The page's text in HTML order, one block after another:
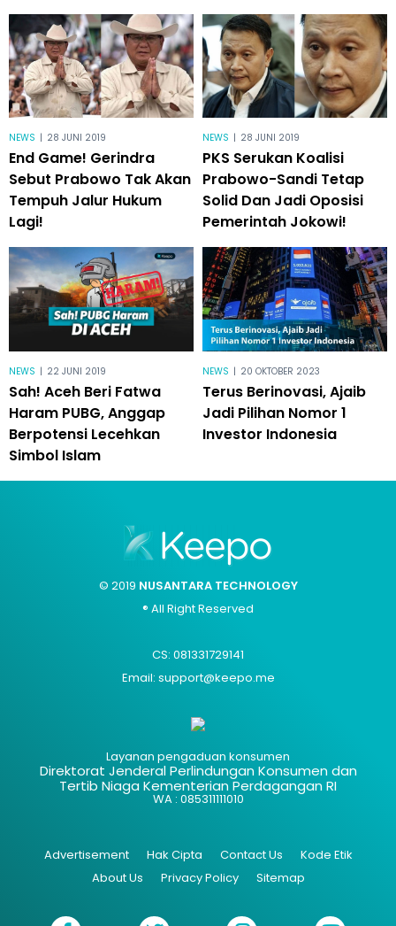
NEWS | 28 JUNI 2019
End Game! Gerindra
Sebut Prabowo Tak Akan
Tempuh Jalur Hukum
Lagi!
NEWS | 28 JUNI 2019
PKS Serukan Koalisi
Prabowo-Sandi Tetap
Solid Dan Jadi Oposisi
Pemerintah Jokowi!
NEWS | 22 JUNI 2019
Sah! Aceh Beri Fatwa
Haram PUBG, Anggap
Berpotensi Lecehkan
Simbol Islam
NEWS | 20 OKTOBER 2023
Terus Berinovasi, Ajaib
Jadi Pilihan Nomor 1
Investor Indonesia
© 2019 NUSANTARA TECHNOLOGY
® All Right Reserved
CS: 081331729141
Email: support@keepo.me
Layanan pengaduan konsumen
Direktorat Jenderal Perlindungan Konsumen dan
Tertib Niaga Kementerian Perdagangan RI
WA : 085311111010
Advertisement Hak Cipta Contact Us
Kode Etik
About Us
Privacy Policy Sitemap